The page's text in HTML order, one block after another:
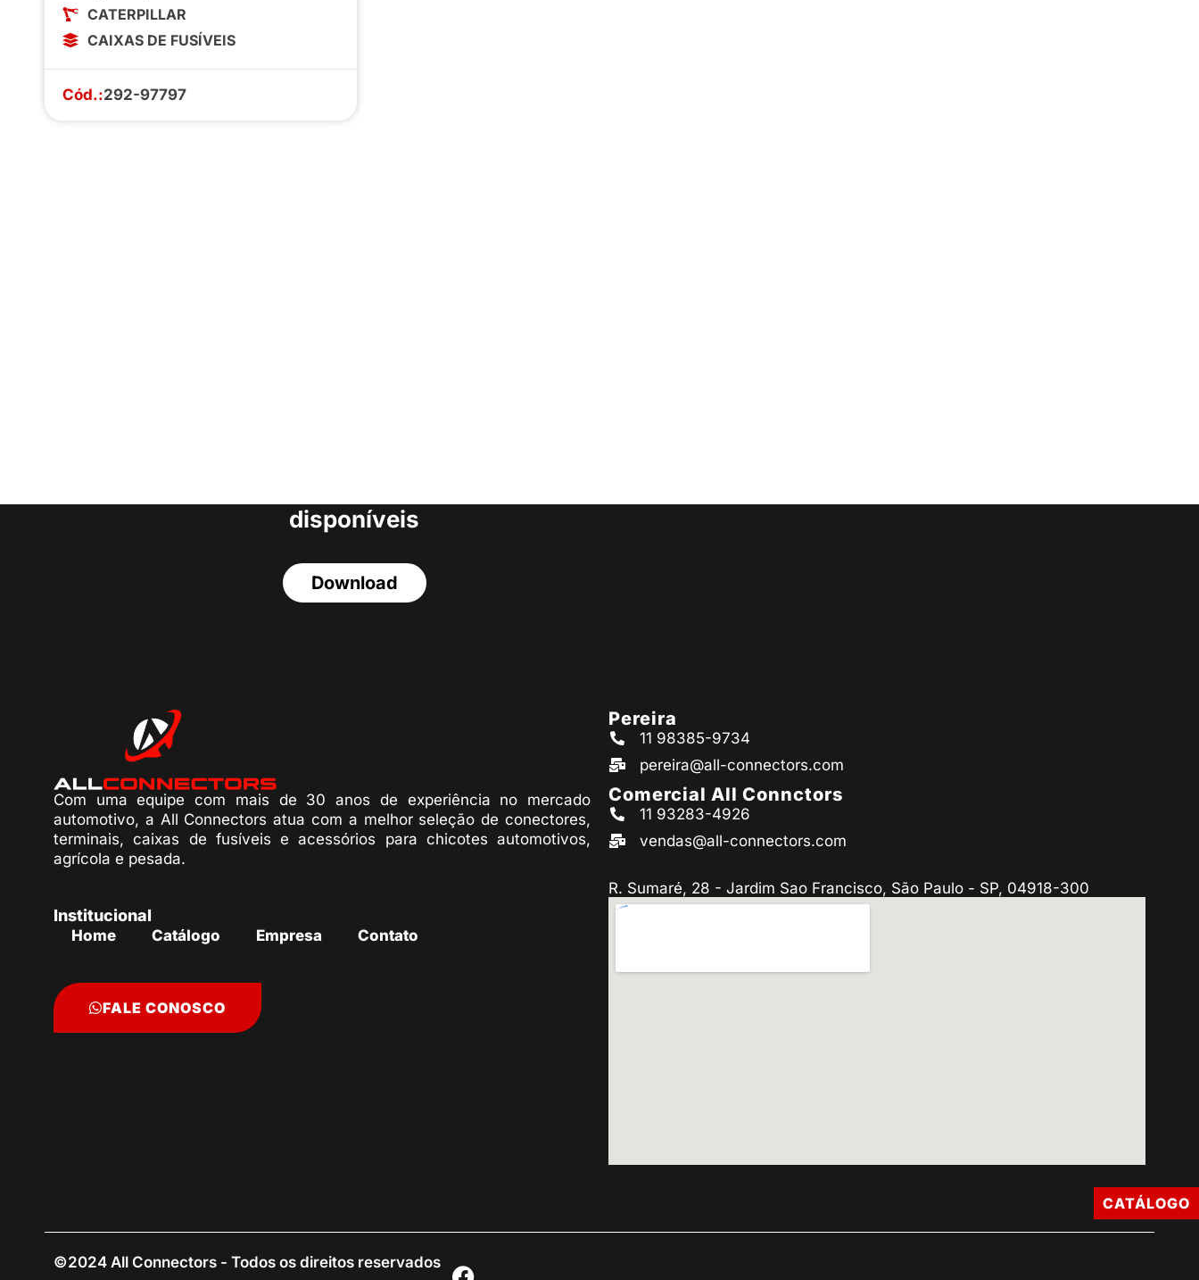
CATERPILLAR
CAIXAS DE FUSÍVEIS
Cód.:292-97797
disponíveis
Download
Com uma equipe com mais de 30 anos de experiência no mercado
automotivo, a All Connectors atua com a melhor seleção de conectores,
terminais, caixas de fusíveis e acessórios para chicotes automotivos,
agrícola e pesada.
Institucional
Home Catálogo Empresa Contato
FALE CONOSCO
Pereira
11 98385-9734
pereira@all-connectors.com
Comercial All Connctors
11 93283-4926
vendas@all-connectors.com
R. Sumaré, 28 - Jardim Sao Francisco, São Paulo - SP, 04918-300
©2024 All Connectors - Todos os direitos reservados
CATÁLOGO